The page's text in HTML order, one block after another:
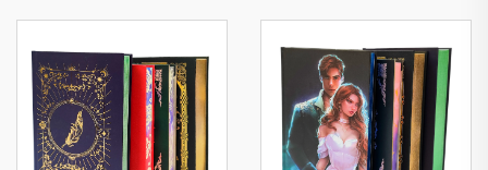
Maßgeschneiderte
Buchdruckservice
Romane für
Erwachsene Romanze
Leinen Hardcover
Buch
Buchdruck
Kundenspezifischer
Hardcover-Buch-Set-
Druck